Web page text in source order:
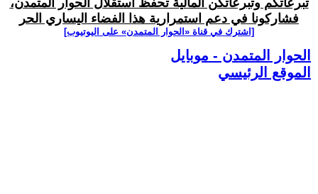
تبرعاتكم وتبرعاتكن المالية تحفظ استقلال الحوار المتمدن،
فشاركونا في دعم استمرارية هذا الفضاء اليساري الحر
[اشترك في قناة ‫«الحوار المتمدن» على اليوتيوب]
الحوار المتمدن - موبايل
الموقع الرئيسي